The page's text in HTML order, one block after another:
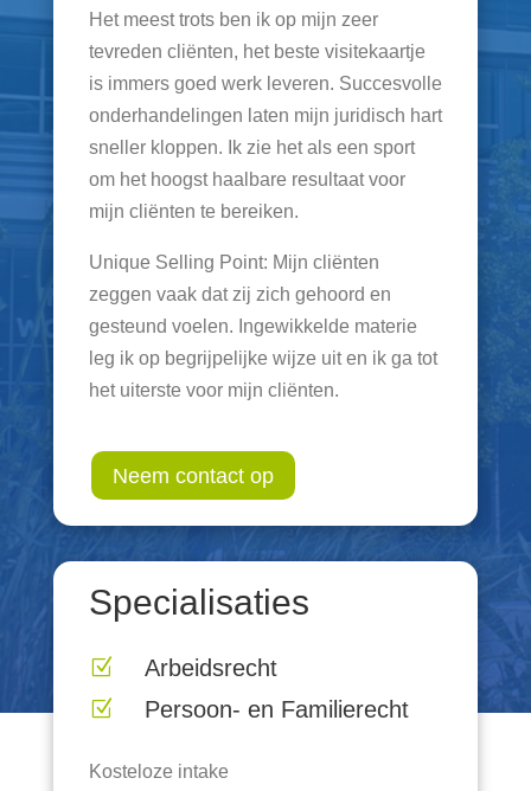
Het meest trots ben ik op mijn zeer
tevreden cliënten, het beste visitekaartje
is immers goed werk leveren. Succesvolle
onderhandelingen laten mijn juridisch hart
sneller kloppen. Ik zie het als een sport
om het hoogst haalbare resultaat voor
mijn cliënten te bereiken.
Unique Selling Point: Mijn cliënten
zeggen vaak dat zij zich gehoord en
gesteund voelen. Ingewikkelde materie
leg ik op begrijpelijke wijze uit en ik ga tot
het uiterste voor mijn cliënten.
Neem contact op
Specialisaties
Z Arbeidsrecht
Z Persoon- en Familierecht
Kosteloze intake